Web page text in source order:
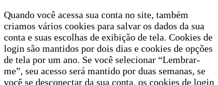
Quando você acessa sua conta no site, também
criamos vários cookies para salvar os dados da sua
conta e suas escolhas de exibição de tela. Cookies de
login são mantidos por dois dias e cookies de opções
de tela por um ano. Se você selecionar “Lembrar-
me”, seu acesso será mantido por duas semanas, se
você se desconectar da sua conta, os cookies de login